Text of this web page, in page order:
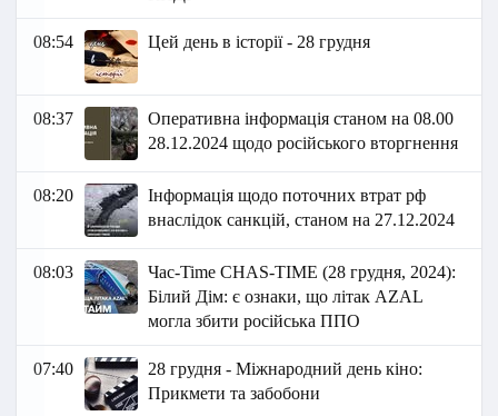
08:54 Цей день в історії - 28 грудня
08:37
Оперативна інформація станом на 08.00
28.12.2024 щодо російського вторгнення
08:20
Інформація щодо поточних втрат рф
внаслідок санкцій, станом на 27.12.2024
08:03
Час-Time CHAS-TIME (28 грудня, 2024):
Білий Дім: є ознаки, що літак AZAL
могла збити російська ППО
07:40
28 грудня - Міжнародний день кіно:
Прикмети та забобони